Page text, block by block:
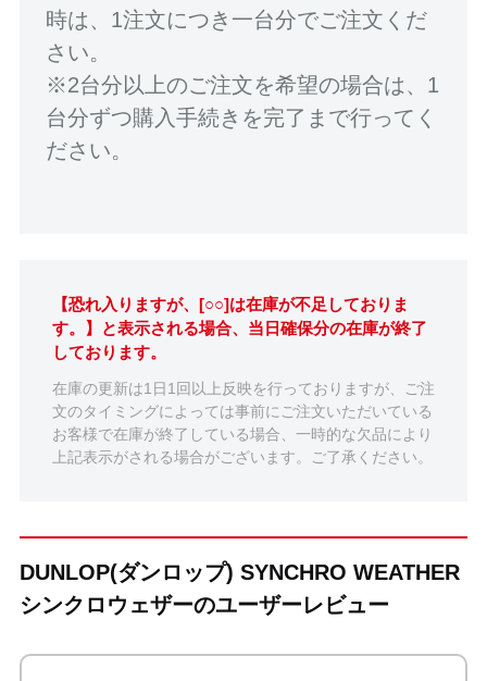
時は、1注文につき一台分でご注文くだ
さい。
※2台分以上のご注文を希望の場合は、1
台分ずつ購入手続きを完了まで行ってく
ださい。
【恐れ入りますが、[○○]は在庫が不足しておりま
す。】と表示される場合、当日確保分の在庫が終了
しております。
在庫の更新は1日1回以上反映を行っておりますが、ご注
文のタイミングによっては事前にご注文いただいている
お客様で在庫が終了している場合、一時的な欠品により
上記表示がされる場合がございます。ご了承ください。
DUNLOP(ダンロップ) SYNCHRO WEATHER
シンクロウェザーのユーザーレビュー